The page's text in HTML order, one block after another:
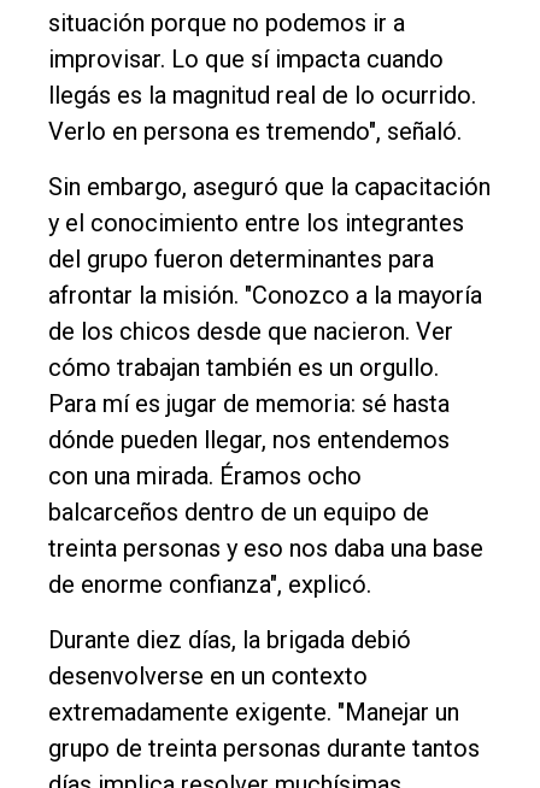
situación porque no podemos ir a
improvisar. Lo que sí impacta cuando
llegás es la magnitud real de lo ocurrido.
Verlo en persona es tremendo", señaló.
Sin embargo, aseguró que la capacitación
y el conocimiento entre los integrantes
del grupo fueron determinantes para
afrontar la misión. "Conozco a la mayoría
de los chicos desde que nacieron. Ver
cómo trabajan también es un orgullo.
Para mí es jugar de memoria: sé hasta
dónde pueden llegar, nos entendemos
con una mirada. Éramos ocho
balcarceños dentro de un equipo de
treinta personas y eso nos daba una base
de enorme confianza", explicó.
Durante diez días, la brigada debió
desenvolverse en un contexto
extremadamente exigente. "Manejar un
grupo de treinta personas durante tantos